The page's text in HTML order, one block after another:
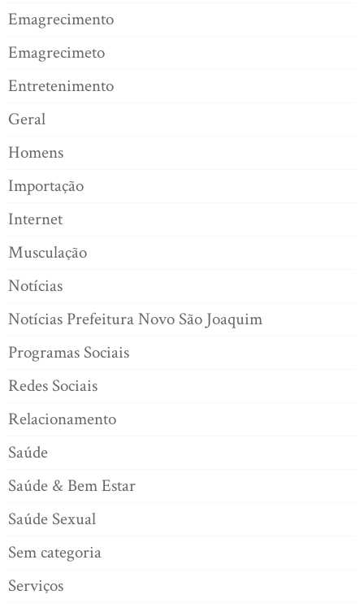
Emagrecimento
Emagrecimeto
Entretenimento
Geral
Homens
Importação
Internet
Musculação
Notícias
Notícias Prefeitura Novo São Joaquim
Programas Sociais
Redes Sociais
Relacionamento
Saúde
Saúde & Bem Estar
Saúde Sexual
Sem categoria
Serviços